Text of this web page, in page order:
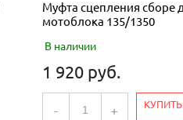
Муфта сцепления сборе
мотоблока 135/1350
В наличии
1 920 руб.
- + КУПИТЬ